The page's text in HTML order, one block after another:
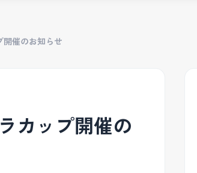
開催のお知らせ
カップ開催の